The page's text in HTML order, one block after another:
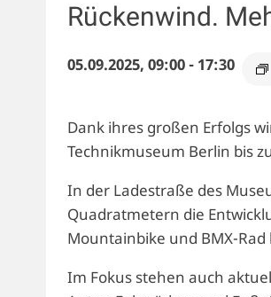
Rückenwind.
05.09.2025, 09:00- 17:30
Dank ihres großen Erfolgs
Technikmuseum Berlin bis
In der Ladestraße des
Quadratmetern die
Mountainbike und BMX-
Im Fokus stehen auch